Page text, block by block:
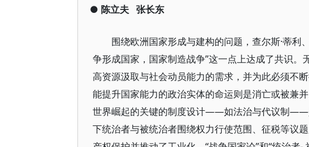
● 陈立夫 张长东
围绕欧洲国家形成与建构的问题，查尔斯·蒂利
争形成国家，国家制造战争”这一点上达成了共识
高资源汲取与社会动员能力的需求，并为此必须不
能提升国家能力的政治实体的命运则是消亡或被兼
世界崛起的关键的制度设计——如法治与代议制——
下统治者与被统治者围绕权力行使范围、征税等议